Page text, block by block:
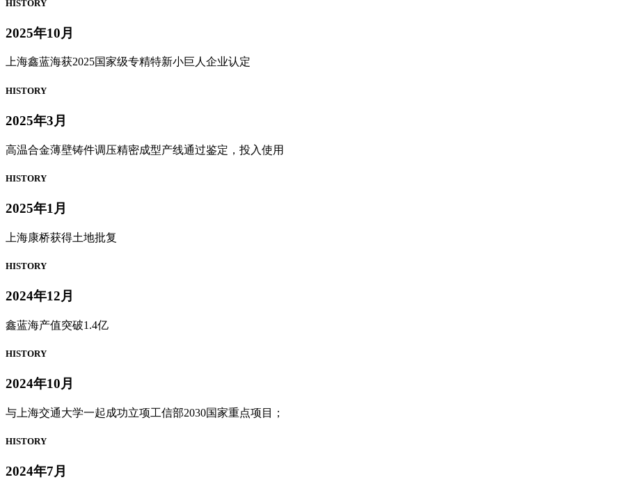
HISTORY
2025年10月
上海鑫蓝海获2025国家级专精特新小巨人企业认定
HISTORY
2025年3月
高温合金薄壁铸件调压精密成型产线通过鉴定，投入使用
HISTORY
2025年1月
上海康桥获得土地批复
HISTORY
2024年12月
鑫蓝海产值突破1.4亿
HISTORY
2024年10月
与上海交通大学一起成功立项工信部2030国家重点项目；
HISTORY
2024年7月